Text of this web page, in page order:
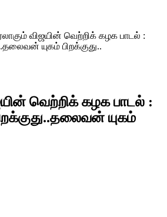
விஜயின் வெற்றிக் கழக பாடல் :
யுகம் பிறக்குது..
வெற்றிக் கழக பாடல் :
யுகம்